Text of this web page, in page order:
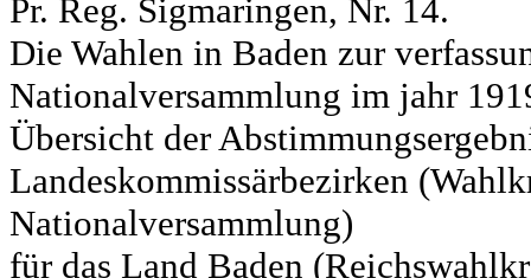
Pr. Reg. Sigmaringen, Nr. 14.
Die Wahlen in Baden zur
Nationalversammlung im jahr
Übersicht der
Landeskommissärbezirken
Nationalversammlung)
für das Land Baden